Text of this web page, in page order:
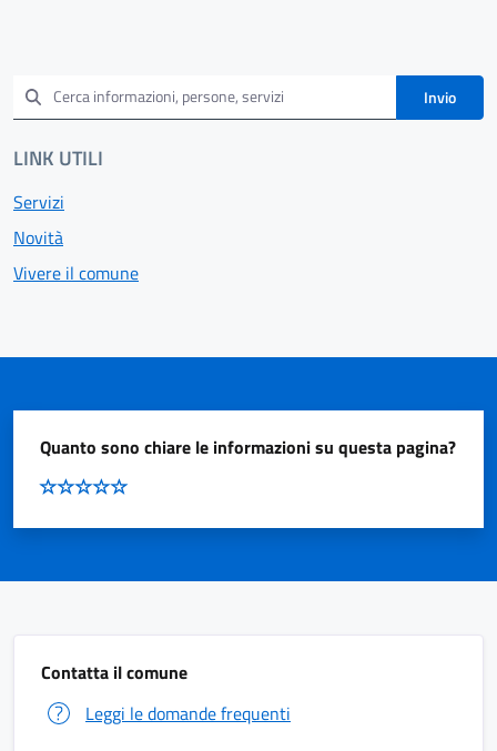
Invio
LINK UTILI
Servizi
Novità
Vivere il comune
Quanto sono chiare le informazioni su questa pagina?
Contatta il comune
Leggi le domande frequenti